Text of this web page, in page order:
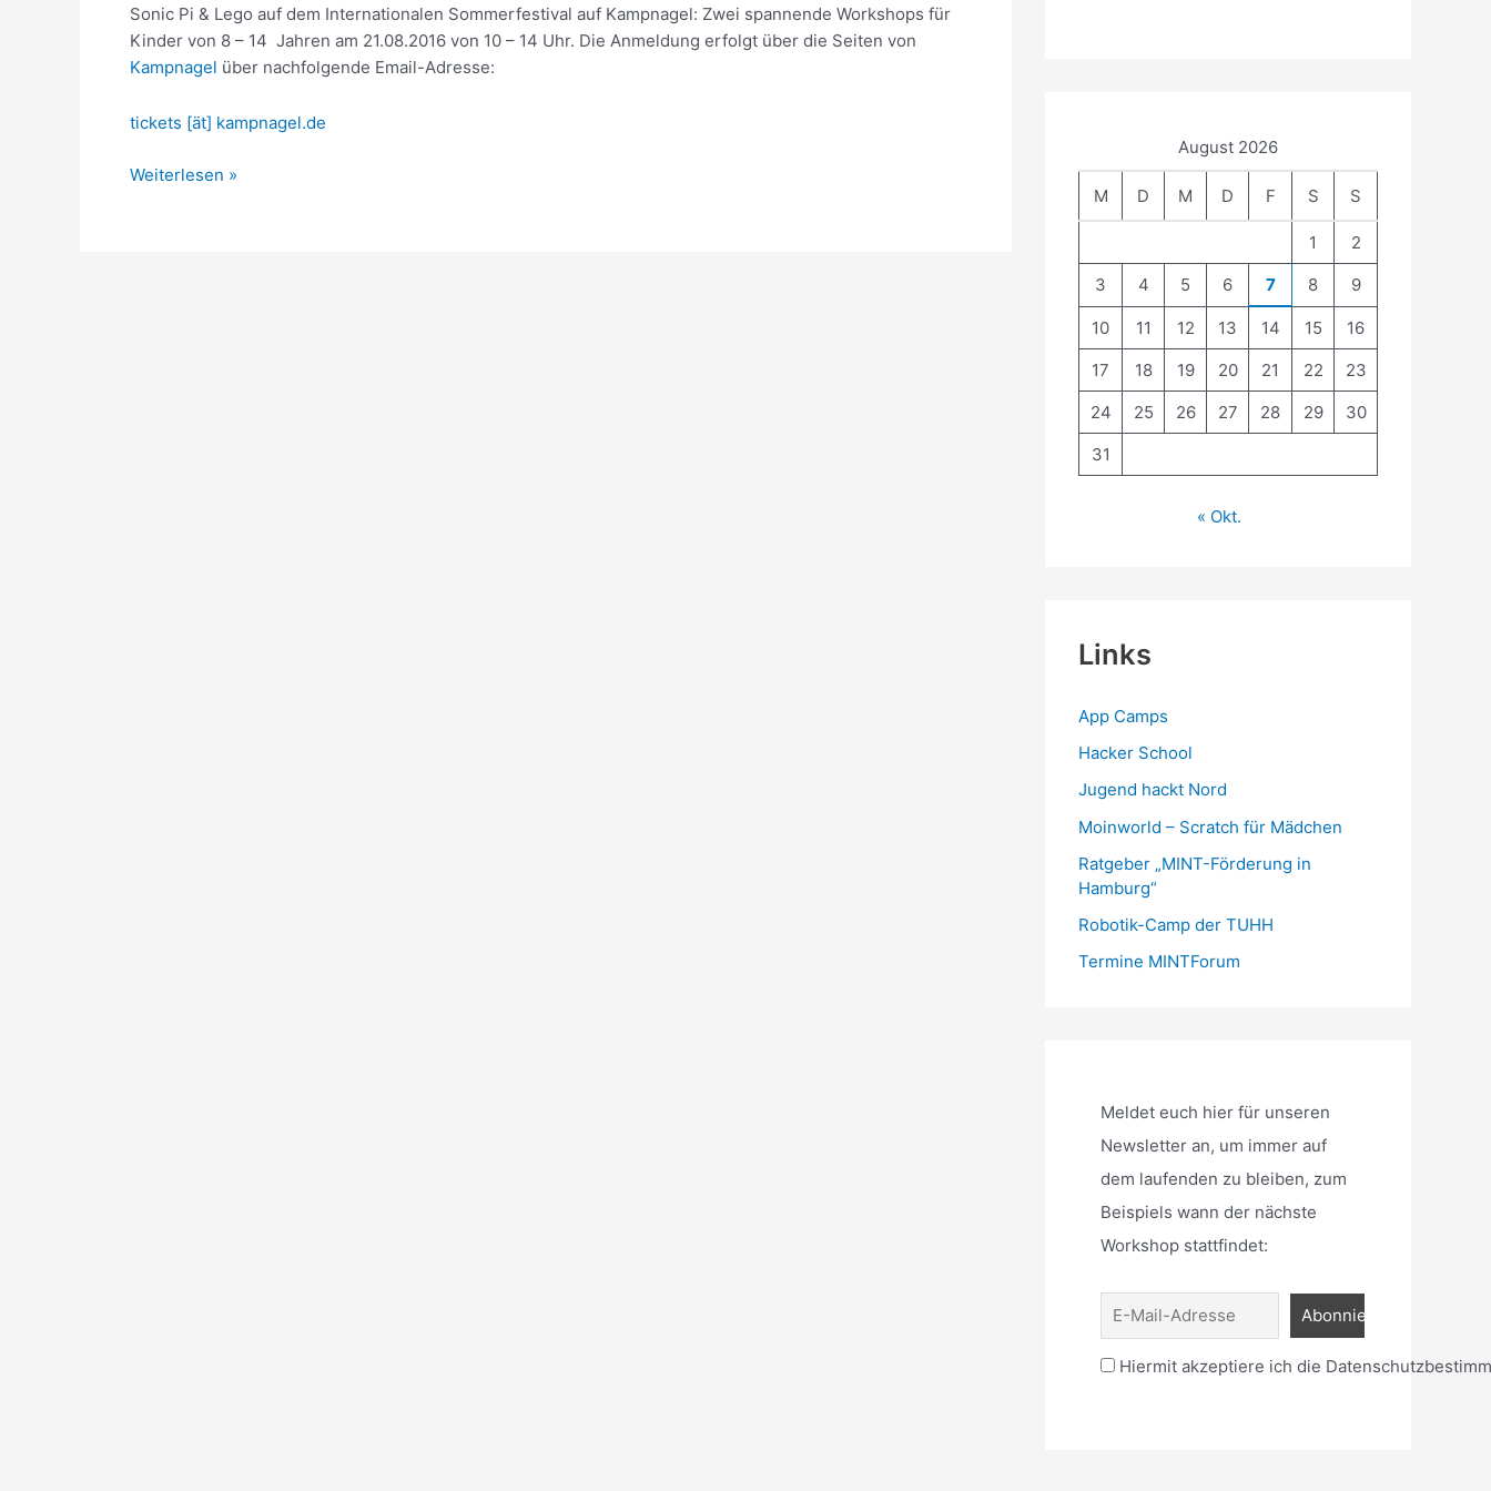
Sonic Pi & Lego auf dem Internationalen Sommerfestival auf Kampnagel: Zwei spannende Workshops für
Kinder von 8 – 14 Jahren am 21.08.2016 von 10 – 14 Uhr. Die Anmeldung erfolgt über die Seiten von
Kampnagel über nachfolgende Email-Adresse:
tickets [ät] kampnagel.de
Nächster
Weiterlesen »
August 2026
M D M D F S S
1
2
3
4 5 6 7 8 9
10 11 12 13 14 15
16
17
18 19 20 21 22
23
24
25 26 27 28 29
30
31
« Okt.
Links
App Camps
Hacker School
Jugend hackt Nord
Moinworld – Scratch für Mädchen
Ratgeber „MINT-Förderung in
Hamburg“
Robotik-Camp der TUHH
Termine MINTForum
Meldet euch hier für unseren
Newsletter an, um immer auf
dem laufenden zu bleiben, zum
Beispiels wann der nächste
Workshop stattfindet:
Hiermit akzeptiere ich die